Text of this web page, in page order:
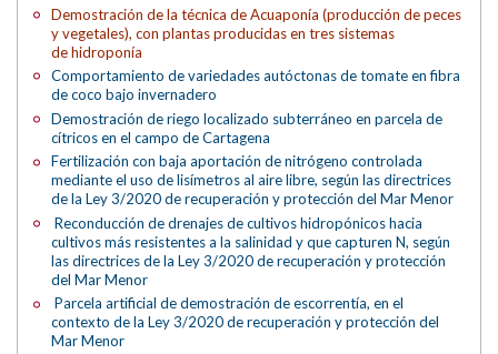
Demostración de la técnica de Acuaponía (producción de peces
y vegetales), con plantas producidas en tres sistemas
de hidroponía
Comportamiento de variedades autóctonas de tomate en fibra
de coco bajo invernadero
Demostración de riego localizado subterráneo en parcela de
cítricos en el campo de Cartagena
Fertilización con baja aportación de nitrógeno controlada
mediante el uso de lisímetros al aire libre, según las directrices
de la Ley 3/2020 de recuperación y protección del Mar Menor
Reconducción de drenajes de cultivos hidropónicos hacia
cultivos más resistentes a la salinidad y que capturen N, según
las directrices de la Ley 3/2020 de recuperación y protección
del Mar Menor
Parcela artificial de demostración de escorrentía, en el
contexto de la Ley 3/2020 de recuperación y protección del
Mar Menor